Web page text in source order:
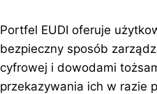
Portfel EUDI oferuje
bezpieczny sposób
cyfrowej i dowodami
przekazywania ich w razie